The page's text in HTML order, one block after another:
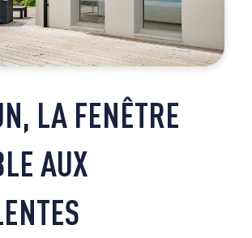
LA FENÊTRE
AUX